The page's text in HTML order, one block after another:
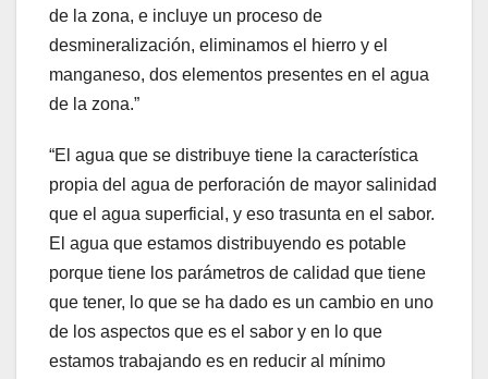
de la zona, e incluye un proceso de
desmineralización, eliminamos el hierro y el
manganeso, dos elementos presentes en el agua
de la zona.”
“El agua que se distribuye tiene la característica
propia del agua de perforación de mayor salinidad
que el agua superficial, y eso trasunta en el sabor.
El agua que estamos distribuyendo es potable
porque tiene los parámetros de calidad que tiene
que tener, lo que se ha dado es un cambio en uno
de los aspectos que es el sabor y en lo que
estamos trabajando es en reducir al mínimo